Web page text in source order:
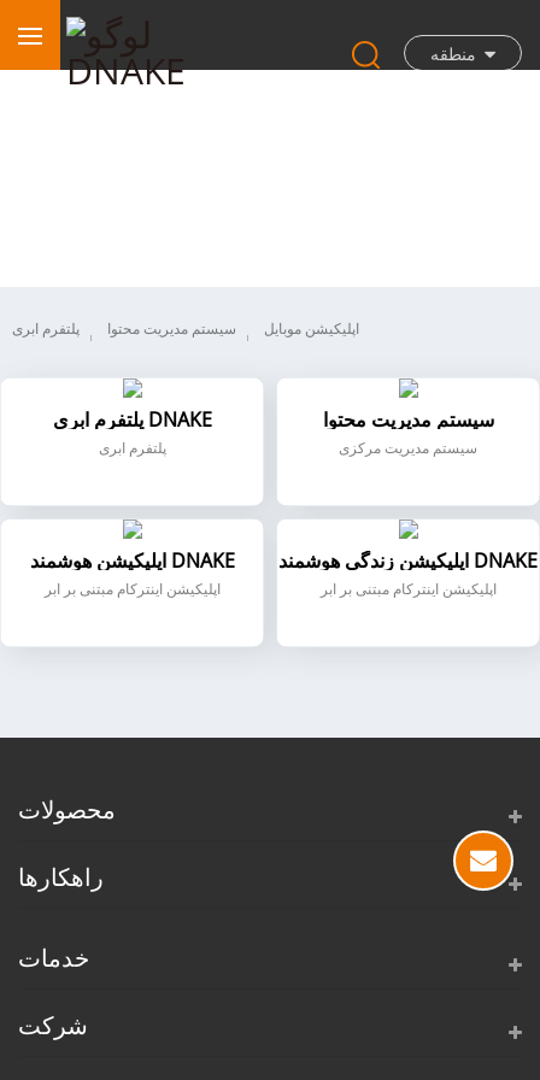
منطقه
پلتفرم ابری سیستم مدیریت محتوا اپلیکیشن موبایل
پلتفرم ابری DNAKE
پلتفرم ابری
سیستم مدیریت محتوا
سیستم مدیریت مرکزی
اپلیکیشن هوشمند DNAKE
اپلیکیشن اینترکام مبتنی بر ابر
اپلیکیشن زندگی هوشمند DNAKE
اپلیکیشن اینترکام مبتنی بر ابر
محصولات
راهکارها
خدمات
شرکت